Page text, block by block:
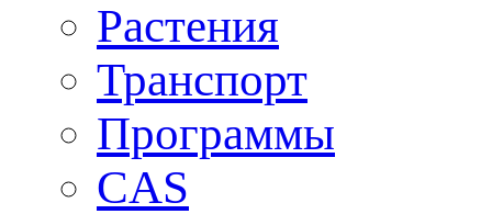
Растения
Транспорт
Программы
CAS